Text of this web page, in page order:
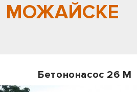
МОЖАЙСКЕ
Бетононасос 26 М